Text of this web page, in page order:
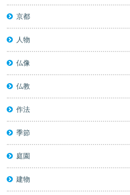
京都
人物
仏像
仏教
作法
季節
庭園
建物